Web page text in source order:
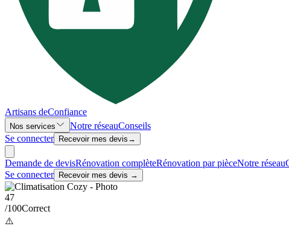
Artisans deConfiance
Nos services Notre réseauConseils
Se connecter
Recevoir mes devis →
Demande de devisRénovation complèteRénovation par pièceNotre réseau
Se connecter
Recevoir mes devis →
47
/100Correct
⚠️